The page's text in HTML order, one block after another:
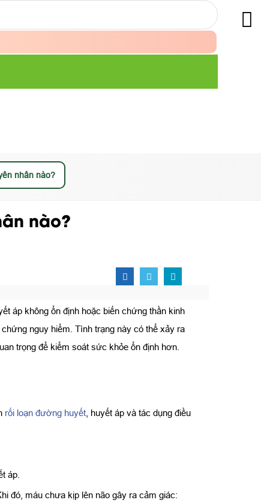
nhân nào?
nào?
áp không ổn định hoặc biến chứng thần kinh
nguy hiểm. Tình trạng này có thể xảy ra
trọng để kiểm soát sức khỏe ổn định hơn.
rối loạn đường huyết , huyết áp và tác dụng điều
áp.
đó, máu chưa kịp lên não gây ra cảm giác: